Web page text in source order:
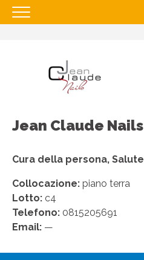
IL CENTRO
I NOSTRI ORARI
PROMOZIONI
NEGOZI
SERVIZI
APRI IL TUO BUSINESS
Jean Claude Nails
Cura della persona, Salute
Collocazione: piano terra
Lotto: c4
Telefono: 0815205691
Email: —